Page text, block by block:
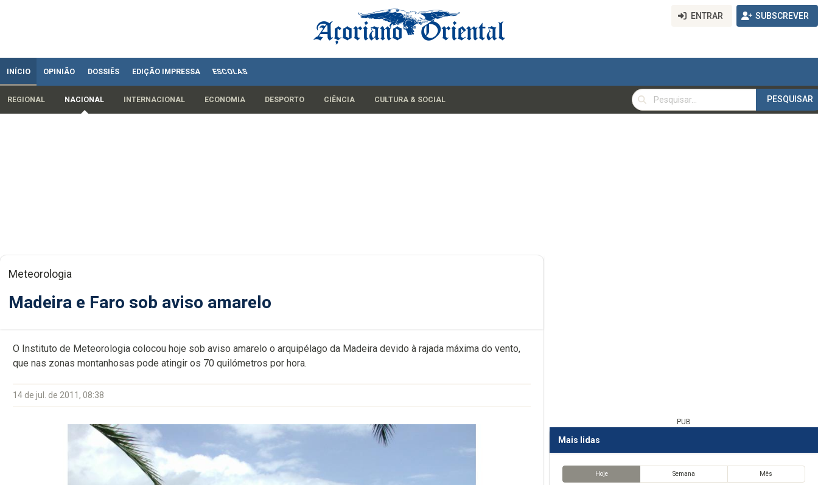
ENTRAR SUBSCREVER
INÍCIO OPINIÃO DOSSIÊS EDIÇÃO IMPRESSA ESCOLAS
REGIONAL NACIONAL INTERNACIONAL ECONOMIA DESPORTO CIÊNCIA CULTURA & SOCIAL
PESQUISAR
PESQUISAR
Meteorologia
Madeira e Faro sob aviso amarelo
O Instituto de Meteorologia colocou hoje sob aviso amarelo o arquipélago da Madeira devido à rajada máxima do vento,
que nas zonas montanhosas pode atingir os 70 quilómetros por hora.
14 de jul. de 2011, 08:38
PUB
Mais lidas
Hoje Semana Mês